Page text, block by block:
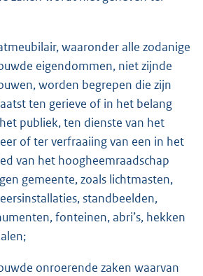
waaronder alle zodanige
eigendommen, niet zijnde
worden begrepen die zijn
ten gerieve of in het belang
publiek, ten dienste van het
of ter verfraaiing van een in het
van het hoogheemraadschap
gemeente, zoals lichtmasten,
standbeelden,
fonteinen, abri’s, hekken
onroerende zaken waarvan